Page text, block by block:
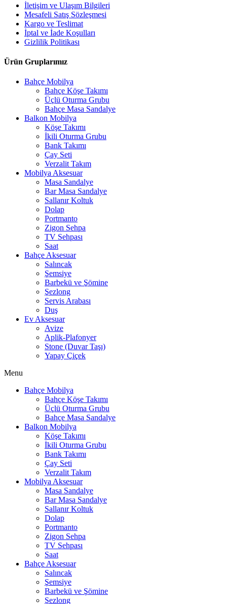
İletişim ve Ulaşım Bilgileri
Mesafeli Satış Sözleşmesi
Kargo ve Teslimat
İptal ve İade Koşulları
Gizlilik Politikası
Ürün Gruplarımız
Bahçe Mobilya
Bahçe Köşe Takımı
Üçlü Oturma Grubu
Bahçe Masa Sandalye
Balkon Mobilya
Köşe Takımı
İkili Oturma Grubu
Bank Takımı
Çay Seti
Verzalit Takım
Mobilya Aksesuar
Masa Sandalye
Bar Masa Sandalye
Sallanır Koltuk
Dolap
Portmanto
Zigon Sehpa
TV Sehpası
Saat
Bahçe Aksesuar
Salıncak
Şemsiye
Barbekü ve Şömine
Şezlong
Servis Arabası
Duş
Ev Aksesuar
Avize
Aplik-Plafonyer
Stone (Duvar Taşı)
Yapay Çiçek
Menu
Bahçe Mobilya
Bahçe Köşe Takımı
Üçlü Oturma Grubu
Bahçe Masa Sandalye
Balkon Mobilya
Köşe Takımı
İkili Oturma Grubu
Bank Takımı
Çay Seti
Verzalit Takım
Mobilya Aksesuar
Masa Sandalye
Bar Masa Sandalye
Sallanır Koltuk
Dolap
Portmanto
Zigon Sehpa
TV Sehpası
Saat
Bahçe Aksesuar
Salıncak
Şemsiye
Barbekü ve Şömine
Şezlong